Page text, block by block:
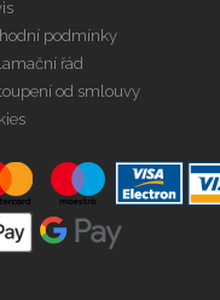
podmínky
řád
od smlouvy